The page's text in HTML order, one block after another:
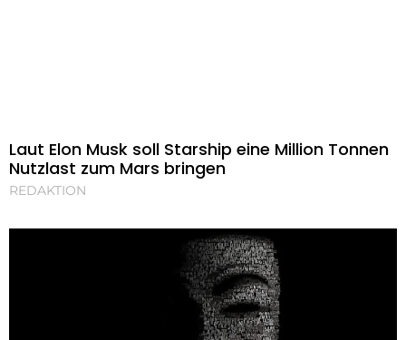
Laut Elon Musk soll Starship eine Million Tonnen
Nutzlast zum Mars bringen
REDAKTION